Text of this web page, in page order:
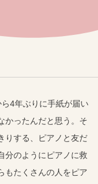
4年ぶりに手紙が届い
かったんだと思う。そ
りする、ピアノと友だ
分のようにピアノに救
もたくさんの人をピア